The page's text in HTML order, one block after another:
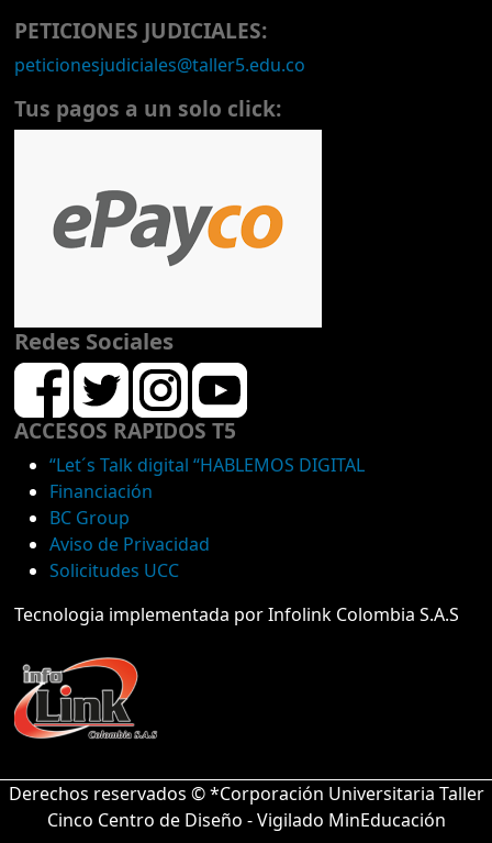
PETICIONES JUDICIALES:
peticionesjudiciales@taller5.edu.co
Tus pagos a un solo click:
Redes Sociales
ACCESOS RAPIDOS T5
“Let´s Talk digital “HABLEMOS DIGITAL
Financiación
BC Group
Aviso de Privacidad
Solicitudes UCC
Tecnologia implementada por Infolink Colombia S.A.S
Derechos reservados © *Corporación Universitaria Taller
Cinco Centro de Diseño - Vigilado MinEducación